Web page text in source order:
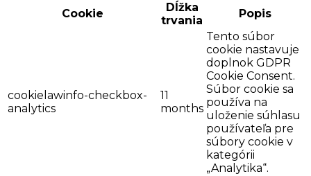
Cookie
Dĺžka
trvania
Popis
cookielawinfo-checkbox-
analytics
11
months
Tento súbor
cookie nastavuje
doplnok GDPR
Cookie Consent.
Súbor cookie sa
používa na
uloženie súhlasu
používateľa pre
súbory cookie v
kategórii
„Analytika“.